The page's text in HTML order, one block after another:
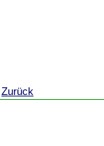
Zurück